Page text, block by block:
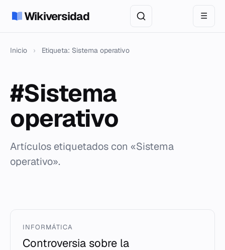
Wikiversidad ☰
Inicio › Etiqueta: Sistema operativo
#Sistema
operativo
Artículos etiquetados con «Sistema
operativo».
INFORMÁTICA
Controversia sobre la